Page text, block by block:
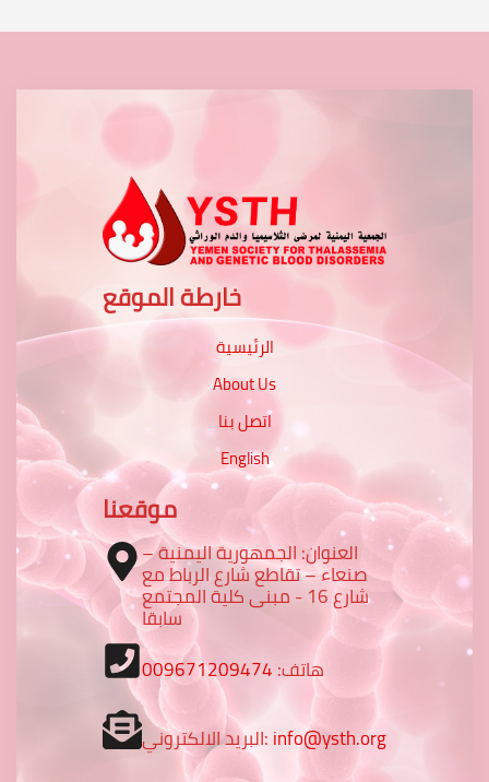
خارطة الموقع
الرئيسية
About Us
اتصل بنا
English
موقعنا
العنوان: الجمهورية اليمنية –
صنعاء – تقاطع شارع الرباط مع
شارع 16 - مبنى كلية المجتمع
سابقا
هاتف:009671209474
البريد الالكتروني:info@ysth.org